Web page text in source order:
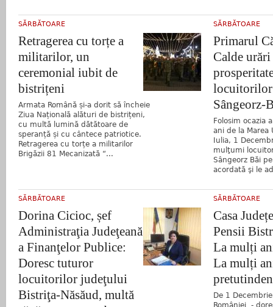
SĂRBĂTOARE
Retragerea cu torțe a
militarilor, un
ceremonial iubit de
bistrițeni
Armata Română și-a dorit să încheie
Ziua Națională alături de bistrițeni,
cu multă lumină dătătoare de
speranță și cu cântece patriotice.
Retragerea cu torțe a militarilor
Brigăzii 81 Mecanizată “...
SĂRBĂTOARE
Primarul
Calde urări
Sângeorz-
Folosim ocazia
ani de la Marea
Iulia, 1
mulţumi
Sângeorz Băi
acordată şi le
SĂRBĂTOARE
Dorina Cicioc, șef
Administraţia Judeţeană
a Finanţelor Publice:
Doresc tuturor
locuitorilor judeţului
Bistriţa-Năsăud, multă
SĂRBĂTOARE
Casa
Pensii
La mulți
La mulți
De 1
României -